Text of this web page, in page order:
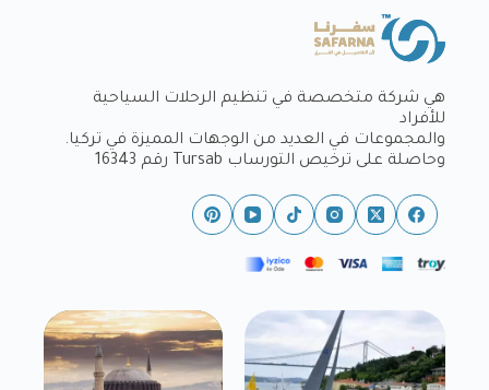
هي شركة متخصصة في تنظيم الرحلات السياحية
للأفراد
والمجموعات في العديد من الوجهات المميزة في تركيا.
وحاصلة على ترخيص التورساب Tursab رقم 16343